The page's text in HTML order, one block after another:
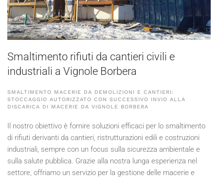
Smaltimento rifiuti da cantieri civili e
industriali a Vignole Borbera
SMALTIMENTO MACERIE DA DEMOLIZIONI E CANTIERI:
STOCCAGGIO AUTORIZZATO CON SUCCESSIVO INVIO ALLA
DISCARICA DI MACERIE DA VIGNOLE BORBERA
Il nostro obiettivo è fornire soluzioni efficaci per lo smaltimento
di rifiuti derivanti da cantieri, ristrutturazioni edili e costruzioni
industriali, sempre con un focus sulla sicurezza ambientale e
sulla salute pubblica. Grazie alla nostra lunga esperienza nel
settore, offriamo un servizio per la gestione delle macerie e